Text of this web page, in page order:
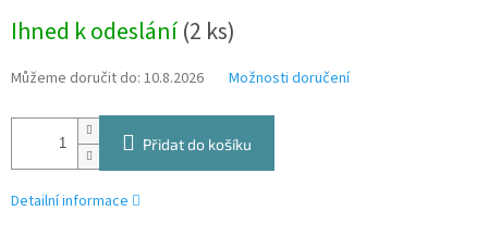
cena:
Ihned k odeslání(2 ks)
Můžeme doručit do: 10.8.2026 Možnosti doručení
Přidat do košíku
Detailní informace